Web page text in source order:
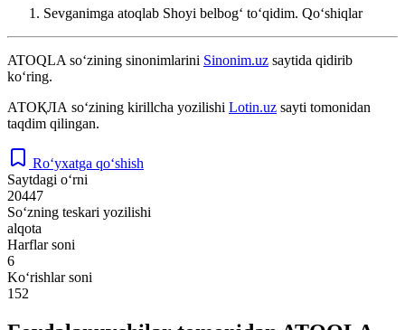
Sevganimga atoqlab Shoyi belbogʻ toʻqidim. Qoʻshiqlar
ATOQLA so‘zining sinonimlarini Sinonim.uz saytida qidirib
ko‘ring.
АТОҚЛА so‘zining kirillcha yozilishi Lotin.uz sayti tomonidan
taqdim qilingan.
Ro‘yxatga qo‘shish
Saytdagi o‘rni
20447
So‘zning teskari yozilishi
alqota
Harflar soni
6
Ko‘rishlar soni
152